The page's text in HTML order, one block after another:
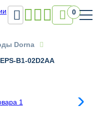
 0
Dorna
EPS-B1-02D2AA